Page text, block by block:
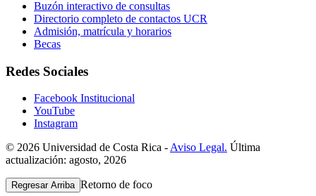
Buzón interactivo de consultas
Directorio completo de contactos UCR
Admisión, matrícula y horarios
Becas
Redes Sociales
Facebook Institucional
YouTube
Instagram
© 2026 Universidad de Costa Rica - Aviso Legal. Última
actualización: agosto, 2026
Regresar Arriba Retorno de foco